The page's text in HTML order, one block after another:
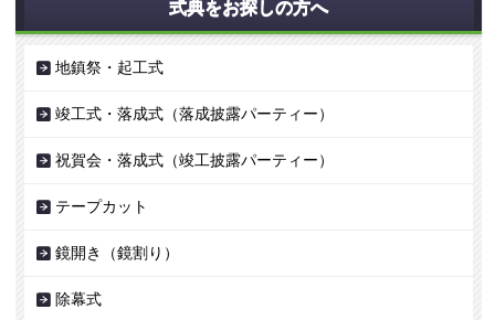
式典をお探しの方へ
地鎮祭・起工式
竣工式・落成式（落成披露パーティー）
祝賀会・落成式（竣工披露パーティー）
テープカット
鏡開き（鏡割り）
除幕式